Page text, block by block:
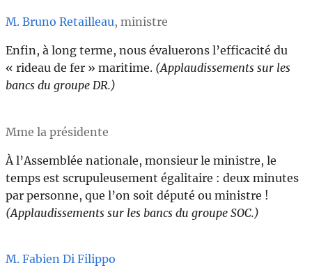
M. Bruno Retailleau, ministre
Enfin, à long terme, nous évaluerons l’efficacité du
« rideau de fer » maritime. (Applaudissements sur les
bancs du groupe DR.)
Mme la présidente
À l’Assemblée nationale, monsieur le ministre, le
temps est scrupuleusement égalitaire : deux minutes
par personne, que l’on soit député ou ministre !
(Applaudissements sur les bancs du groupe SOC.)
M. Fabien Di Filippo